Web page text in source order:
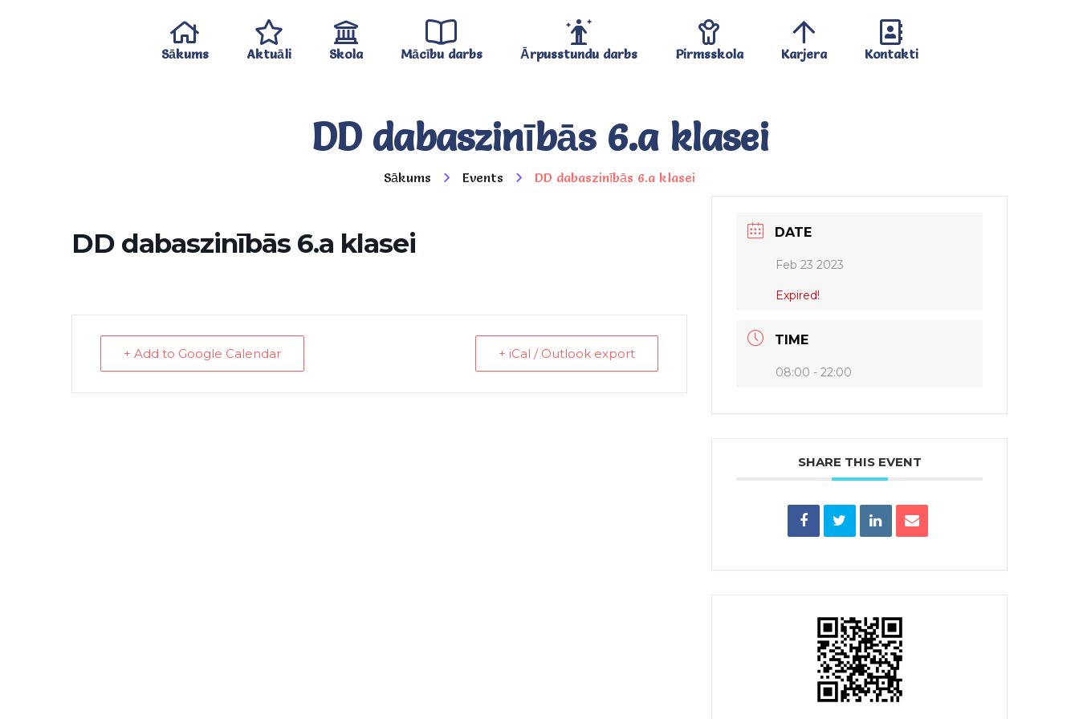
Sākums Aktuāli Skola Mācību darbs Ārpusstundu darbs Pirmsskola Karjera Kontakti
DD dabaszinībās 6.a klasei
Sākums Events DD dabaszinībās 6.a klasei
DD dabaszinībās 6.a klasei
+ Add to Google Calendar + iCal / Outlook export
DATE
Feb 23 2023
Expired!
TIME
08:00 - 22:00
SHARE THIS EVENT